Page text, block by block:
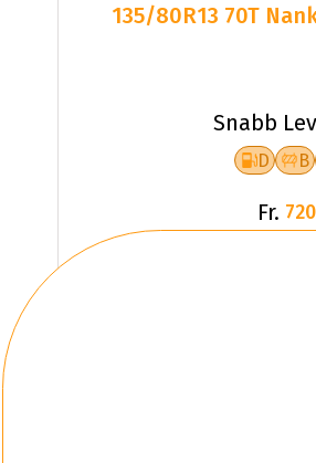
135/80R13 70T
Snabb
D B
Fr.